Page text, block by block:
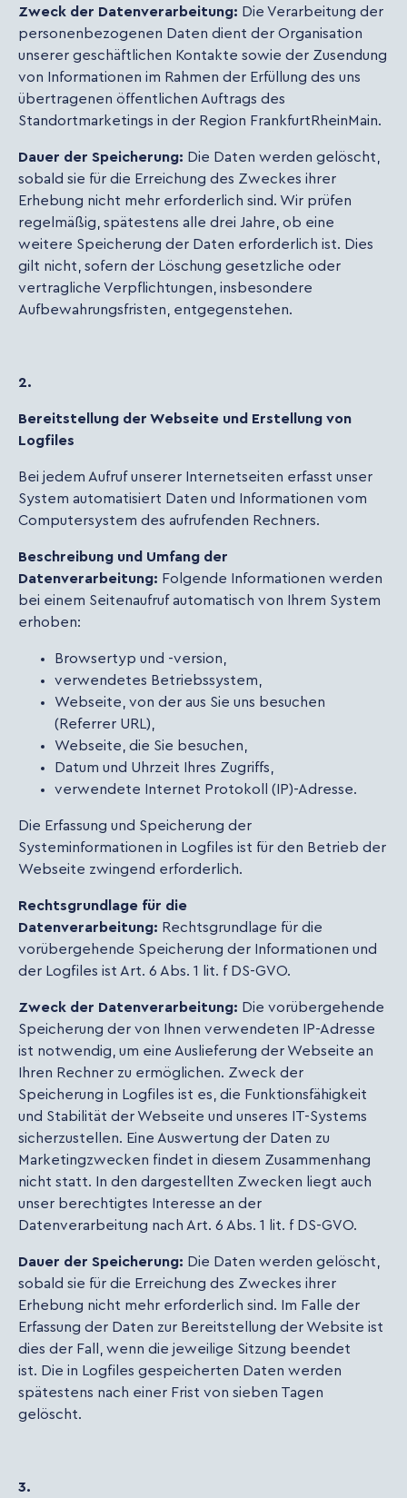
Zweck der Datenverarbeitung: Die Verarbeitung der
personenbezogenen Daten dient der Organisation
unserer geschäftlichen Kontakte sowie der Zusendung
von Informationen im Rahmen der Erfüllung des uns
übertragenen öffentlichen Auftrags des
Standortmarketings in der Region FrankfurtRheinMain.
Dauer der Speicherung: Die Daten werden gelöscht,
sobald sie für die Erreichung des Zweckes ihrer
Erhebung nicht mehr erforderlich sind. Wir prüfen
regelmäßig, spätestens alle drei Jahre, ob eine
weitere Speicherung der Daten erforderlich ist. Dies
gilt nicht, sofern der Löschung gesetzliche oder
vertragliche Verpflichtungen, insbesondere
Aufbewahrungsfristen, entgegenstehen.
2.
Bereitstellung der Webseite und Erstellung von
Logfiles
Bei jedem Aufruf unserer Internetseiten erfasst unser
System automatisiert Daten und Informationen vom
Computersystem des aufrufenden Rechners.
Beschreibung und Umfang der
Datenverarbeitung: Folgende Informationen werden
bei einem Seitenaufruf automatisch von Ihrem System
erhoben:
Browsertyp und -version,
verwendetes Betriebssystem,
Webseite, von der aus Sie uns besuchen
(Referrer URL),
Webseite, die Sie besuchen,
Datum und Uhrzeit Ihres Zugriffs,
verwendete Internet Protokoll (IP)-Adresse.
Die Erfassung und Speicherung der
Systeminformationen in Logfiles ist für den Betrieb der
Webseite zwingend erforderlich.
Rechtsgrundlage für die
Datenverarbeitung: Rechtsgrundlage für die
vorübergehende Speicherung der Informationen und
der Logfiles ist Art. 6 Abs. 1 lit. f DS-GVO.
Zweck der Datenverarbeitung: Die vorübergehende
Speicherung der von Ihnen verwendeten IP-Adresse
ist notwendig, um eine Auslieferung der Webseite an
Ihren Rechner zu ermöglichen. Zweck der
Speicherung in Logfiles ist es, die Funktionsfähigkeit
und Stabilität der Webseite und unseres IT-Systems
sicherzustellen. Eine Auswertung der Daten zu
Marketingzwecken findet in diesem Zusammenhang
nicht statt. In den dargestellten Zwecken liegt auch
unser berechtigtes Interesse an der
Datenverarbeitung nach Art. 6 Abs. 1 lit. f DS-GVO.
Dauer der Speicherung: Die Daten werden gelöscht,
sobald sie für die Erreichung des Zweckes ihrer
Erhebung nicht mehr erforderlich sind. Im Falle der
Erfassung der Daten zur Bereitstellung der Website ist
dies der Fall, wenn die jeweilige Sitzung beendet
ist. Die in Logfiles gespeicherten Daten werden
spätestens nach einer Frist von sieben Tagen
gelöscht.
3.